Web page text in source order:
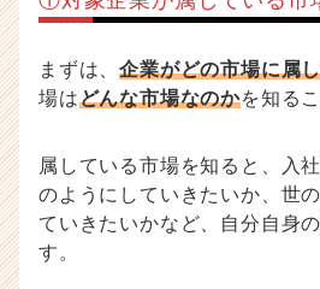
まずは、企業がどの市場に属
場はどんな市場なのかを知る
属している市場を知ると、入
のようにしていきたいか、世
ていきたいかなど、自分自身
す。